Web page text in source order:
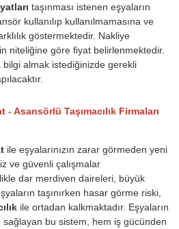
taşınması istenen eşyaların
kullanılıp kullanılmamasına ve
göstermektedir. Nakliye
niteliğine göre fiyat belirlenmektedir.
bilgi almak istediğinizde gerekli
Asansörlü Taşımacılık Firmaları
ile eşyalarınızın zarar görmeden yeni
ve güvenli çalışmalar
dar merdiven daireleri, büyük
taşınırken hasar görme riski,
ile ortadan kalkmaktadır. Eşyaların
sağlayan bu sistem, hem iş gücünden